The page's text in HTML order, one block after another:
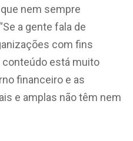
nem sempre
a gente fala de
com fins
está muito
financeiro e as
e amplas não têm nem